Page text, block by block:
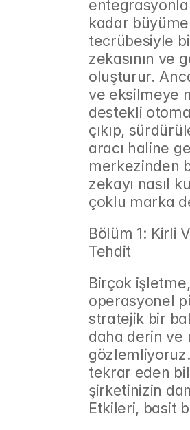
kadar
tecrübesiyle
zekasının ve
oluşturur.
ve eksilmeye
destekli
çıkıp,
aracı haline
merkezinden
zekayı nasıl
çoklu marka
Bölüm 1: Kirli
Tehdit
Birçok
operasyonel
stratejik bir
daha derin ve
tekrar eden
şirketinizin
Etkileri, basit